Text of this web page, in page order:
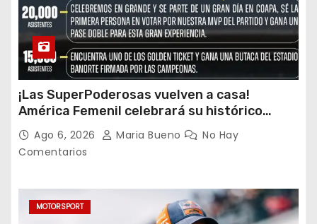
¡Las SuperPoderosas vuelven a casa!
América Femenil celebrará su histórico
triplete con una auténtica fiesta ante Cruz
Azul
Ago 6, 2026 Maria Bueno
No Hay
Comentarios
MOTORSPORT